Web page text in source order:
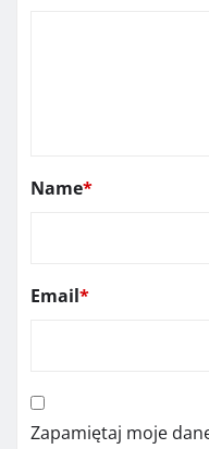
Name*
Email*
Zapamiętaj moje